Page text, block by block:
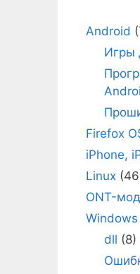
Android
Игры
Firefox
iPhone,
Linux
ONT-
Windows
dll (8)